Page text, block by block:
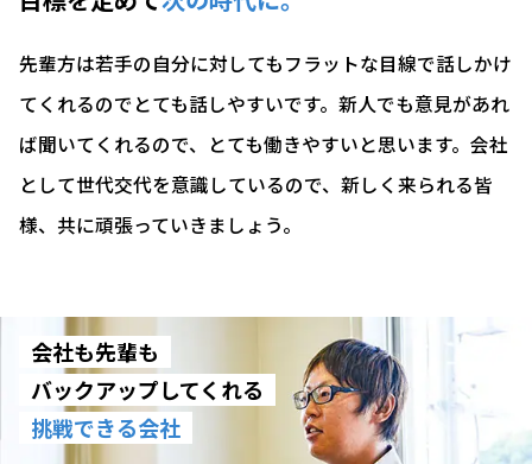
先輩方は若手の自分に対してもフラットな目線で話しかけ
てくれるのでとても話しやすいです。新人でも意見があれ
ば聞いてくれるので、とても働きやすいと思います。会社
として世代交代を意識しているので、新しく来られる皆
様、共に頑張っていきましょう。
会社も先輩も
バックアップしてくれる
挑戦できる会社